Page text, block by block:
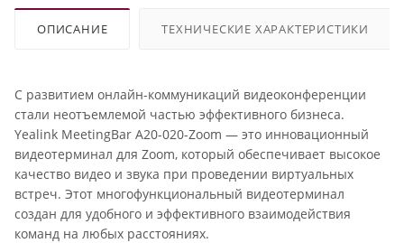
ОПИСАНИЕ ТЕХНИЧЕСКИЕ ХАРАКТЕРИСТИКИ
С развитием онлайн-коммуникаций видеоконференции
стали неотъемлемой частью эффективного бизнеса.
Yealink MeetingBar A20-020-Zoom — это инновационный
видеотерминал для Zoom, который обеспечивает высокое
качество видео и звука при проведении виртуальных
встреч. Этот многофункциональный видеотерминал
создан для удобного и эффективного взаимодействия
команд на любых расстояниях.